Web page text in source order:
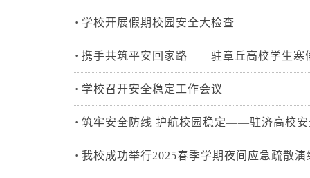
· 学校开展假期校园安全大检查
· 携手共筑平安回家路——驻章丘高校学生寒
· 学校召开安全稳定工作会议
· 筑牢安全防线 护航校园稳定——驻济高校安
· 我校成功举行2025春季学期夜间应急疏散演